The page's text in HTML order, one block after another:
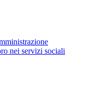
nei servizi sociali